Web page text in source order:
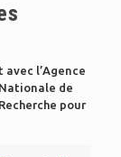
l’Agence
de
pour